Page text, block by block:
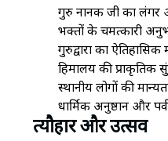
गुरु नानक जी का लंगर
भक्तों के चमत्कारी
गुरुद्वारा का ऐतिहासिक
हिमालय की प्राकृतिक
स्थानीय लोगों की
धार्मिक अनुष्ठान और पर्व
त्यौहार और उत्सव